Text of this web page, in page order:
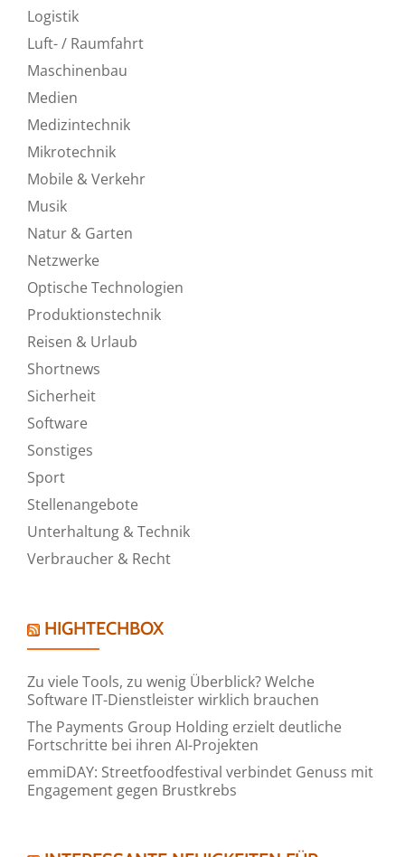
Logistik
Luft- / Raumfahrt
Maschinenbau
Medien
Medizintechnik
Mikrotechnik
Mobile & Verkehr
Musik
Natur & Garten
Netzwerke
Optische Technologien
Produktionstechnik
Reisen & Urlaub
Shortnews
Sicherheit
Software
Sonstiges
Sport
Stellenangebote
Unterhaltung & Technik
Verbraucher & Recht
HIGHTECHBOX
Zu viele Tools, zu wenig Überblick? Welche
Software IT-Dienstleister wirklich brauchen
The Payments Group Holding erzielt deutliche
Fortschritte bei ihren AI-Projekten
emmiDAY: Streetfoodfestival verbindet Genuss mit
Engagement gegen Brustkrebs